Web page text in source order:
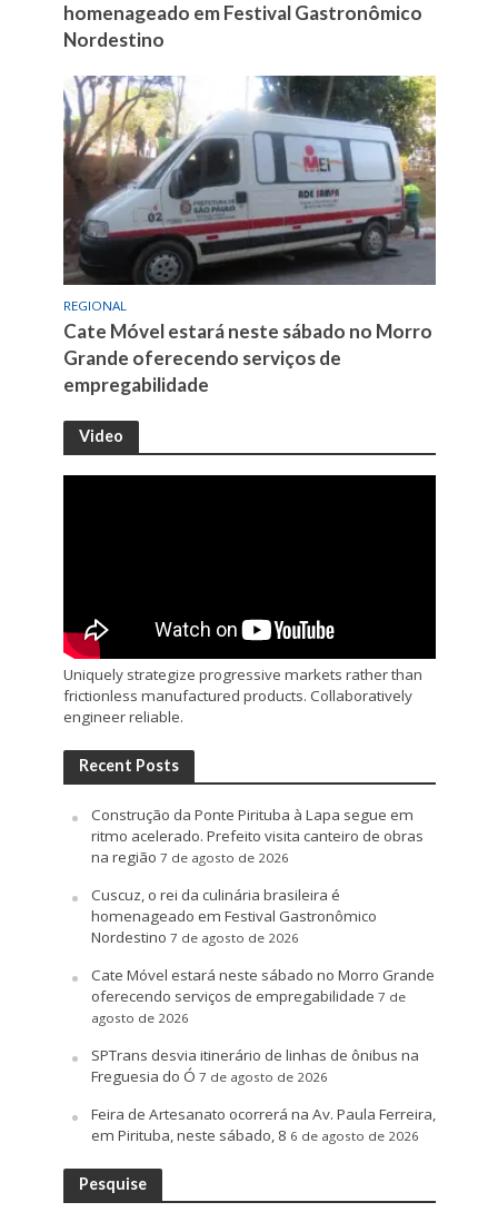
homenageado em Festival Gastronômico
Nordestino
REGIONAL
Cate Móvel estará neste sábado no Morro
Grande oferecendo serviços de
empregabilidade
Video
Uniquely strategize progressive markets rather than
frictionless manufactured products. Collaboratively
engineer reliable.
Recent Posts
Construção da Ponte Pirituba à Lapa segue em
ritmo acelerado. Prefeito visita canteiro de obras
na região 7 de agosto de 2026
Cuscuz, o rei da culinária brasileira é
homenageado em Festival Gastronômico
Nordestino 7 de agosto de 2026
Cate Móvel estará neste sábado no Morro Grande
oferecendo serviços de empregabilidade 7 de
agosto de 2026
SPTrans desvia itinerário de linhas de ônibus na
Freguesia do Ó 7 de agosto de 2026
Feira de Artesanato ocorrerá na Av. Paula Ferreira,
em Pirituba, neste sábado, 8 6 de agosto de 2026
Pesquise